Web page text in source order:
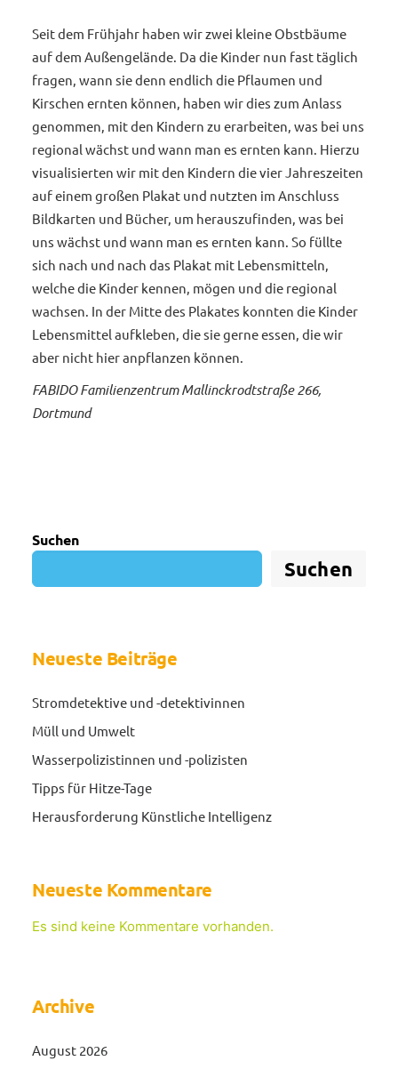
Seit dem Frühjahr haben wir zwei kleine Obstbäume
auf dem Außengelände. Da die Kinder nun fast täglich
fragen, wann sie denn endlich die Pflaumen und
Kirschen ernten können, haben wir dies zum Anlass
genommen, mit den Kindern zu erarbeiten, was bei uns
regional wächst und wann man es ernten kann. Hierzu
visualisierten wir mit den Kindern die vier Jahreszeiten
auf einem großen Plakat und nutzten im Anschluss
Bildkarten und Bücher, um herauszufinden, was bei
uns wächst und wann man es ernten kann. So füllte
sich nach und nach das Plakat mit Lebensmitteln,
welche die Kinder kennen, mögen und die regional
wachsen. In der Mitte des Plakates konnten die Kinder
Lebensmittel aufkleben, die sie gerne essen, die wir
aber nicht hier anpflanzen können.
FABIDO Familienzentrum Mallinckrodtstraße 266,
Dortmund
Suchen
Suchen
Neueste Beiträge
Stromdetektive und -detektivinnen
Müll und Umwelt
Wasserpolizistinnen und -polizisten
Tipps für Hitze-Tage
Herausforderung Künstliche Intelligenz
Neueste Kommentare
Es sind keine Kommentare vorhanden.
Archive
August 2026